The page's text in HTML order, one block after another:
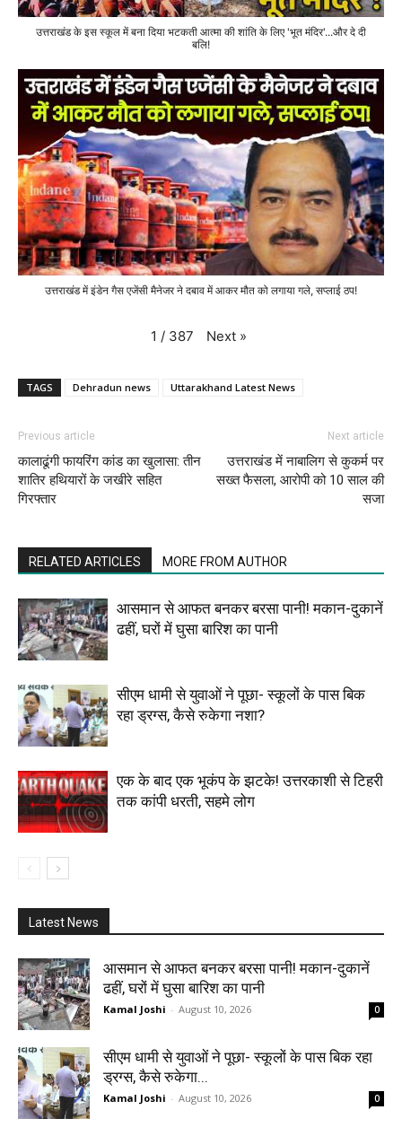
उत्तराखंड के इस स्कूल में बना दिया भटकती आत्मा की शांति के लिए 'भूत मंदिर'...और दे दी
बलि!
उत्तराखंड में इंडेन गैस एजेंसी मैनेजर ने दबाव में आकर मौत को लगाया गले, सप्लाई ठप!
1 / 387 Next »
TAGS Dehradun news Uttarakhand Latest News
Previous article
कालाढूंगी फायरिंग कांड का खुलासा: तीन
शातिर हथियारों के जखीरे सहित
गिरफ्तार
Next article
उत्तराखंड में नाबालिग से कुकर्म पर
सख्त फैसला, आरोपी को 10 साल की
सजा
RELATED ARTICLES MORE FROM AUTHOR
आसमान से आफत बनकर बरसा पानी! मकान-दुकानें
ढहीं, घरों में घुसा बारिश का पानी
सीएम धामी से युवाओं ने पूछा- स्कूलों के पास बिक
रहा ड्रग्स, कैसे रुकेगा नशा?
एक के बाद एक भूकंप के झटके! उत्तरकाशी से टिहरी
तक कांपी धरती, सहमे लोग
Latest News
आसमान से आफत बनकर बरसा पानी! मकान-दुकानें
ढहीं, घरों में घुसा बारिश का पानी
Kamal Joshi - August 10, 2026 0
सीएम धामी से युवाओं ने पूछा- स्कूलों के पास बिक रहा
ड्रग्स, कैसे रुकेगा...
Kamal Joshi - August 10, 2026 0